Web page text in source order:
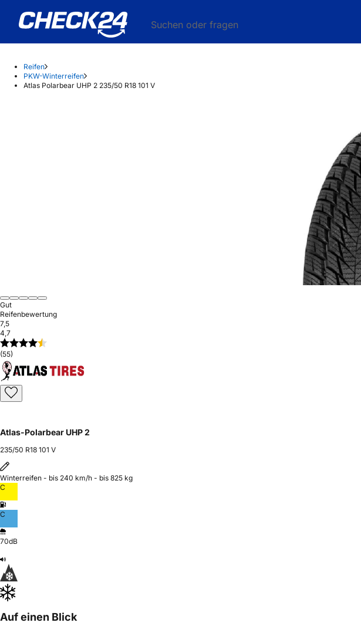
Suchen oder fragen
Reifen
PKW-Winterreifen
Atlas Polarbear UHP 2 235/50 R18 101 V
Gut
Reifenbewertung
7,5
4,7
(55)
Atlas-Polarbear UHP 2
235/50 R18 101 V
Winterreifen - bis 240 km/h - bis 825 kg
C
C
70dB
Auf einen Blick